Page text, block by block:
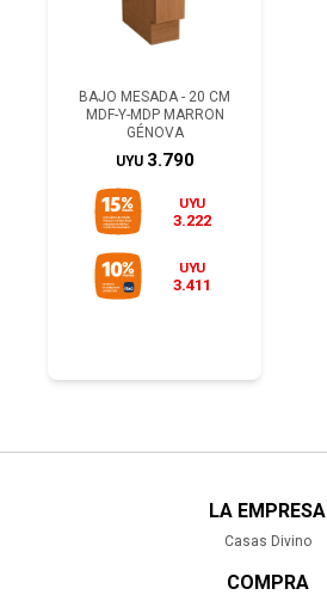
BAJO MESADA - 20 CM
MDF-Y-MDP MARRON
GÉNOVA
UYU 3.790
UYU
3.222
UYU
3.411
LA EMPRESA
Casas Divino
COMPRA